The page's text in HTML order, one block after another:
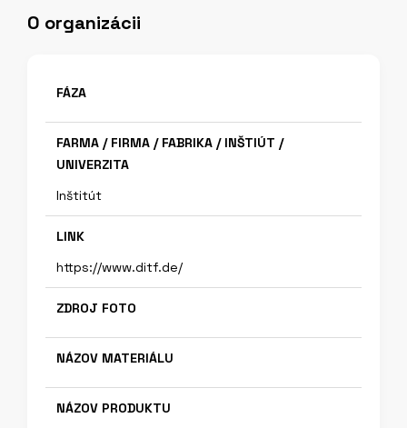
O organizácii
FÁZA
FARMA / FIRMA / FABRIKA / INŠTIÚT /
UNIVERZITA
Inštitút
LINK
https://www.ditf.de/
ZDROJ FOTO
NÁZOV MATERIÁLU
NÁZOV PRODUKTU